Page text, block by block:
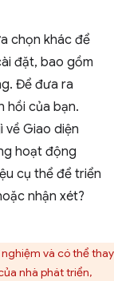
chọn khác để
đặt, bao gồm
Để đưa ra
hồi của bạn.
về Giao diện
hoạt động
cụ thể để triển
nhận xét?
và có thể thay
nhà phát triển,